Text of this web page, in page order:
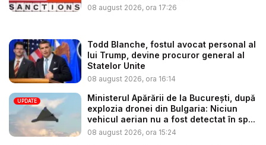
08 august 2026, ora 17:26
Todd Blanche, fostul avocat personal al
lui Trump, devine procuror general al
Statelor Unite
08 august 2026, ora 16:14
UPDATE
Ministerul Apărării de la București, după
explozia dronei din Bulgaria: Niciun
vehicul aerian nu a fost detectat în sp...
08 august 2026, ora 15:24